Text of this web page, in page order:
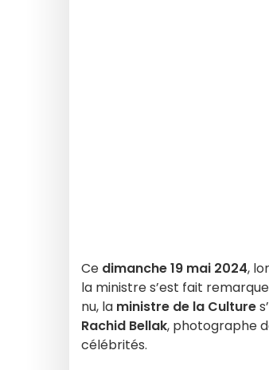
Ce dimanche 19 mai 2024,
la ministre s’est fait
nu, la ministre de la Culture
Rachid Bellak, photographe
célébrités.